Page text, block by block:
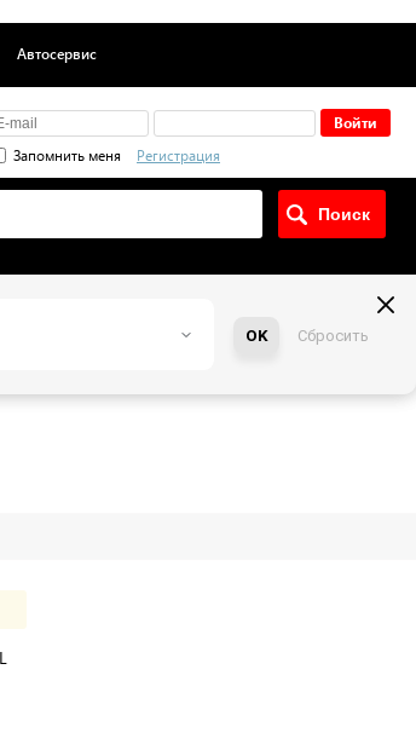
Автосервис
Запомнить меня Регистрация
OK Сбросить